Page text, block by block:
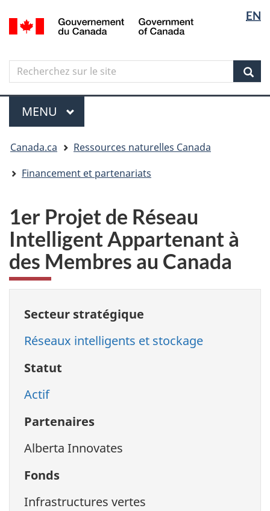
Aller
au
principal
Skip
to
government"
Passer
à
version
simplifiée
langue
EN
Canada
Search
Recherchez
sur
le
site
Menu
MENU PRINCIPAL
êtes
ici
Canada.ca
Ressources naturelles Canada
Financement et partenariats
1er Projet de Réseau
Intelligent Appartenant à
des Membres au Canada
Secteur stratégique
Réseaux intelligents et stockage
Statut
Actif
Partenaires
Alberta Innovates
Fonds
Infrastructures vertes